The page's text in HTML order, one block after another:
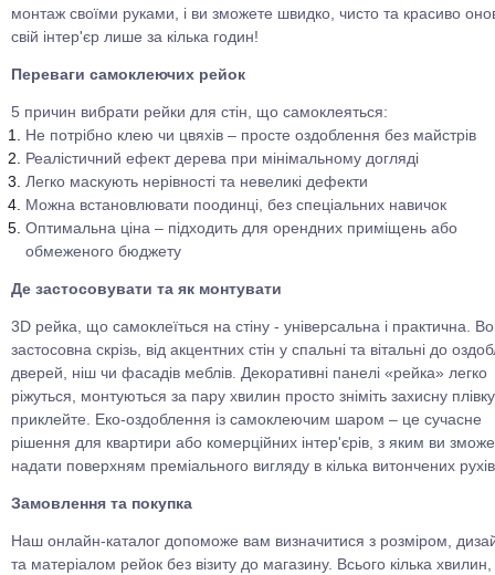
монтаж своїми руками, і ви зможете швидко, чисто та красиво
свій інтер'єр лише за кілька годин!
Переваги самоклеючих рейок
5 причин вибрати рейки для стін, що самоклеяться:
Не потрібно клею чи цвяхів – просте оздоблення без майстрів
Реалістичний ефект дерева при мінімальному догляді
Легко маскують нерівності та невеликі дефекти
Можна встановлювати поодинці, без спеціальних навичок
Оптимальна ціна – підходить для орендних приміщень або
обмеженого бюджету
Де застосовувати та як монтувати
3D рейка, що самоклеїться на стіну - універсальна і практична.
застосовна скрізь, від акцентних стін у спальні та вітальні до
дверей, ніш чи фасадів меблів. Декоративні панелі «рейка» легко
ріжуться, монтуються за пару хвилин просто зніміть захисну плівку
приклейте. Еко-оздоблення із самоклеючим шаром – це сучасне
рішення для квартири або комерційних інтер'єрів, з яким ви
надати поверхням преміального вигляду в кілька витончених рухів
Замовлення та покупка
Наш онлайн-каталог допоможе вам визначитися з розміром,
та матеріалом рейок без візиту до магазину. Всього кілька хвилин,